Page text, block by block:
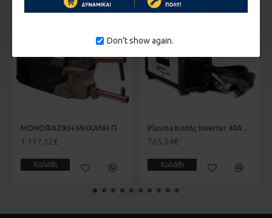
Don't show again.
ένδειξη για αντικατάσταση αναλώσιμων • Οπτικός έλεγχος της
τσιμπίδας • Πλήρης με τσιμπίδα.
1-10 ΗΜΈΡΕΣ
MONOΦΑΣΙΚΗ ΜΗΧΑΝΗ ΠΟΝΤΑΣ TELWIN DIGITAL MODULAR 230
1.117,12€
Καλάθι
1-10 ΗΜΈΡΕΣ
Plasma Κοπής Inverter 40A TELWIN INFINITY PLASMA 40
765,04€
Καλάθι